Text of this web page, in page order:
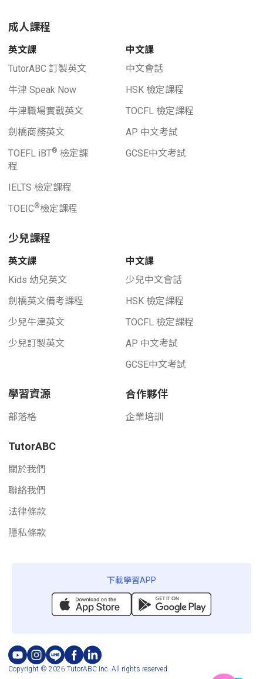
成人課程
英文課
TutorABC 訂製英文
牛津 Speak Now
牛津職場實戰英文
劍橋商務英文
TOEFL iBT® 檢定課
程
IELTS 檢定課程
TOEIC®檢定課程
中文課
中文會話
HSK 檢定課程
TOCFL 檢定課程
AP 中文考試
GCSE中文考試
少兒課程
英文課
Kids 幼兒英文
劍橋英文備考課程
少兒牛津英文
少兒訂製英文
中文課
少兒中文會話
HSK 檢定課程
TOCFL 檢定課程
AP 中文考試
GCSE中文考試
學習資源
部落格
合作夥伴
企業培訓
TutorABC
關於我們
聯絡我們
法律條款
隱私條款
下載學習APP
Copyright © 2026 TutorABC Inc. All rights reserved.